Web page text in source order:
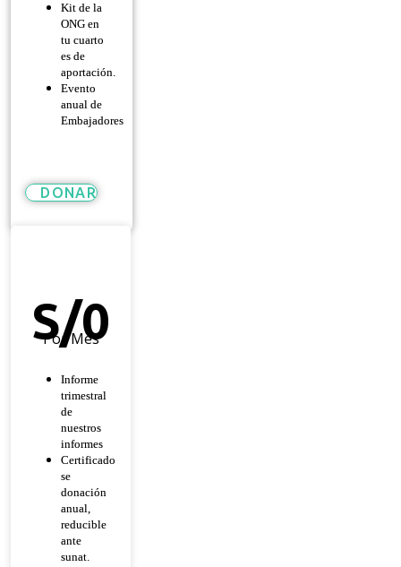
Kit de la
ONG en
tu cuarto
es de
aportación.
Evento
anual de
Embajadores
DONAR
Esperanza
S/0
Por Mes
Informe
trimestral
de
nuestros
informes
Certificado
se
donación
anual,
reducible
ante
sunat.